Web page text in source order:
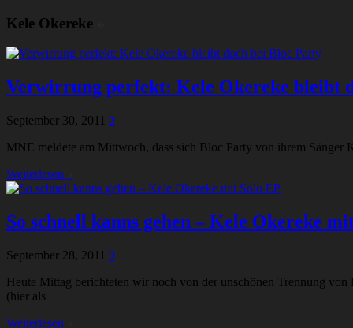
Kele Okereke
Verwirrung perfekt: Kele Okereke bleibt
September 30, 2011 0
MNE meldete am Mittwoch, dass sich Bloc Party von ihrem Sänger
Weiterlesen
So schnell kanns gehen – Kele Okereke
September 28, 2011 0
Heute Mittag berichteten wir noch von der unschönen Trennung
(hier als
Weiterlesen